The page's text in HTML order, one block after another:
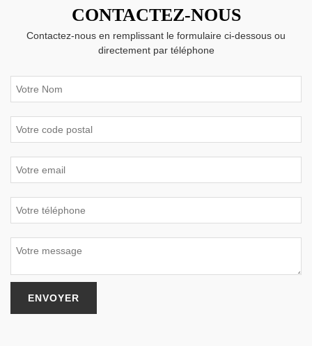
CONTACTEZ-NOUS
Contactez-nous en remplissant le formulaire ci-dessous ou
directement par téléphone